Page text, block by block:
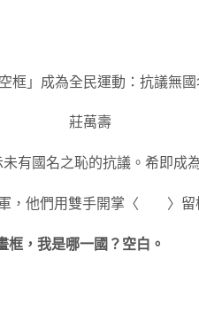
框」成為全民運動：抗議無
莊萬壽
有國名之恥的抗議。希即成
，他們用雙手開掌〈 〉留
，我是哪一國？空白。